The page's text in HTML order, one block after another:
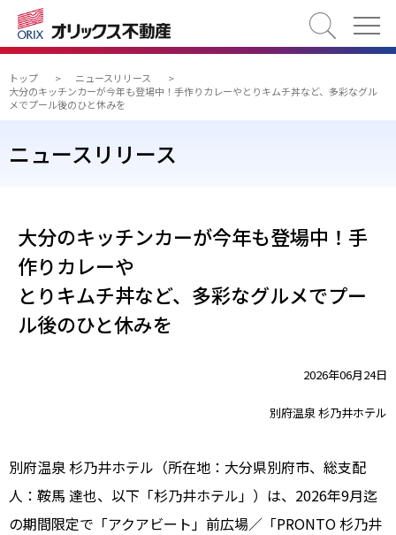
検索
トップ > ニュースリリース
>
大分のキッチンカーが今年も登場中！手作りカレーやとりキムチ丼など、多彩なグル
メでプール後のひと休みを
ニュースリリース
大分のキッチンカーが今年も登場中！手
作りカレーや
とりキムチ丼など、多彩なグルメでプー
ル後のひと休みを
2026年06月24日
別府温泉 杉乃井ホテル
別府温泉 杉乃井ホテル（所在地：大分県別府市、総支配
人：鞍馬 達也、以下「杉乃井ホテル」）は、2026年9月迄
の期間限定で「アクアビート」前広場／「PRONTO 杉乃井